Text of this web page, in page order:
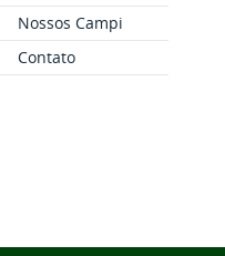
Nossos Campi
Contato